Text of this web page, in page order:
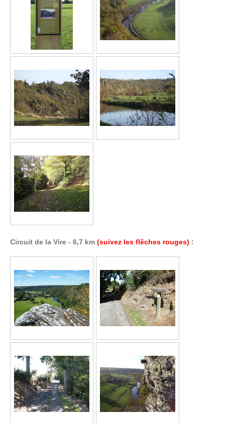
Circuit de la Vire - 6,7 km (suivez les flêches rouges) :